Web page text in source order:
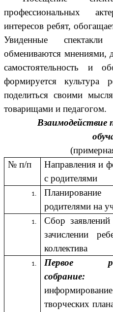
профессиональных
интересов ребят,
Увиденные
обмениваются мнениями,
самостоятельность и
формируется культура
поделиться своими
товарищами и педагогом.
Взаимодействие
№ п/п
Направления и
с родителями
родителями на
Сбор
зачислении
коллектива
Первое
собрание:
творческих